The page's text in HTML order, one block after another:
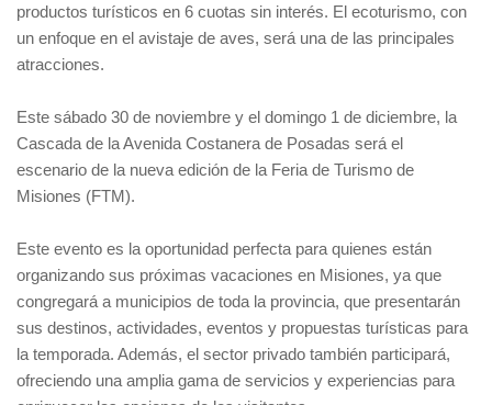
productos turísticos en 6 cuotas sin interés. El ecoturismo, con
un enfoque en el avistaje de aves, será una de las principales
atracciones.
Este sábado 30 de noviembre y el domingo 1 de diciembre, la
Cascada de la Avenida Costanera de Posadas será el
escenario de la nueva edición de la Feria de Turismo de
Misiones (FTM).
Este evento es la oportunidad perfecta para quienes están
organizando sus próximas vacaciones en Misiones, ya que
congregará a municipios de toda la provincia, que presentarán
sus destinos, actividades, eventos y propuestas turísticas para
la temporada. Además, el sector privado también participará,
ofreciendo una amplia gama de servicios y experiencias para